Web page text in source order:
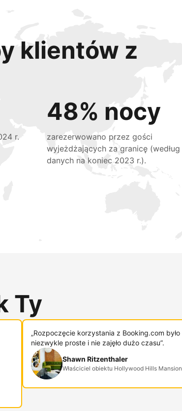
klientów z
r.
48% nocy
zarezerwowano przez gości
wyjeżdżających za granicę (według
danych na koniec 2023 r.).
Ty
„Rozpoczęcie korzystania z Booking.com było
niezwykle proste i nie zajęło dużo czasu”.
Shawn Ritzenthaler
Właściciel obiektu Hollywood Hills Mansion